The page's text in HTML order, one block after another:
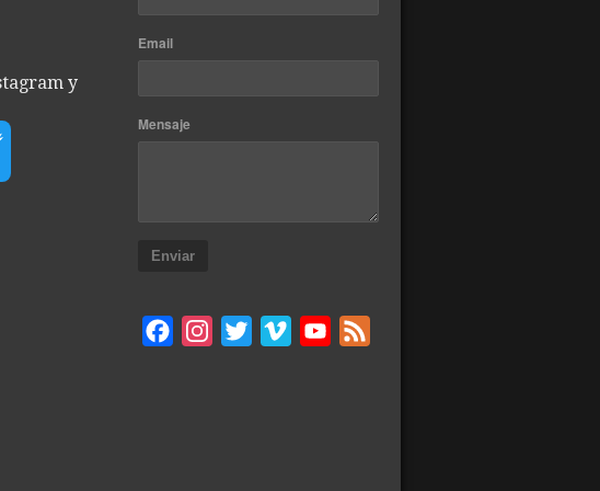
y
Email
Mensaje
Enviar
FacebookInstagram
Twitter Vimeo YouTube